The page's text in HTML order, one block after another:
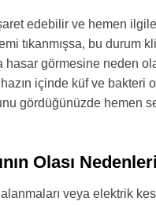
edebilir ve hemen
tıkanmışsa, bu durum
görmesine neden
içinde küf ve bakteri
gördüğünüzde hemen
Olası Nedenleri
veya elektrik